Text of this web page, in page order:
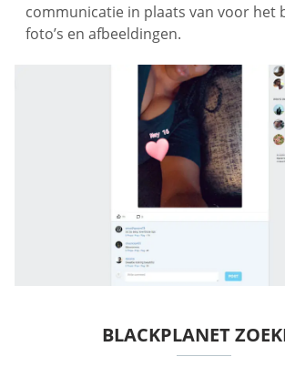
communicatie in plaats van voor het
foto’s en afbeeldingen.
BLACKPLANET